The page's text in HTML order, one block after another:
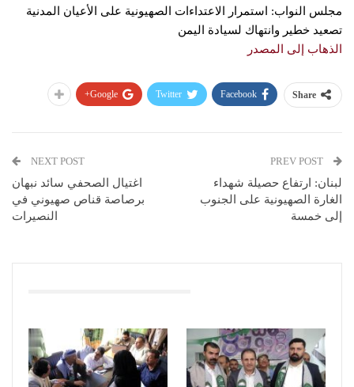
مجلس النواب: استمرار الاعتداءات الصهيونية على الأعيان المدنية
تصعيد خطير وانتهاك لسيادة اليمن
الذهاب إلى المصدر
Share
Facebook
Twitter
Google+
لبنان: ارتفاع حصيلة شهداء
الغارة الصهيونية على الجنوب
إلى خمسة
NEXT POST
اغتيال الصحفي سائد نبهان
برصاصة قناص صهيوني في
النصيرات